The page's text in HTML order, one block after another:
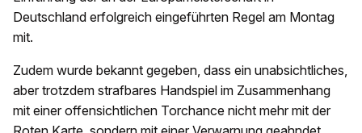
Deutschland erfolgreich eingeführten Regel am Montag
mit.
Zudem wurde bekannt gegeben, dass ein unabsichtliches,
aber trotzdem strafbares Handspiel im Zusammenhang
mit einer offensichtlichen Torchance nicht mehr mit der